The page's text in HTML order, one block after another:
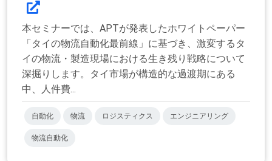
本セミナーでは、APTが発表したホワイトペーパー
「タイの物流自動化最前線」に基づき、激変するタ
イの物流・製造現場における生き残り戦略について
深掘りします。タイ市場が構造的な過渡期にある
中、人件費...
自動化 物流 ロジスティクス エンジニアリング
物流自動化